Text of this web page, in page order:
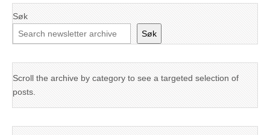
Søk
Søk
Scroll the archive by category to see a targeted selection of
posts.